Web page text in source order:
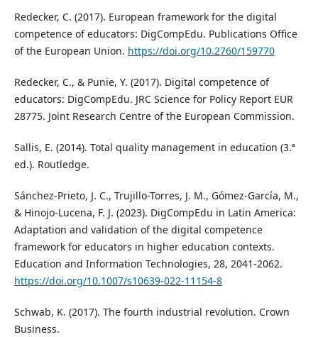
Redecker, C. (2017). European framework for the digital
competence of educators: DigCompEdu. Publications Office
of the European Union. https://doi.org/10.2760/159770
Redecker, C., & Punie, Y. (2017). Digital competence of
educators: DigCompEdu. JRC Science for Policy Report EUR
28775. Joint Research Centre of the European Commission.
Sallis, E. (2014). Total quality management in education (3.ª
ed.). Routledge.
Sánchez-Prieto, J. C., Trujillo-Torres, J. M., Gómez-García, M.,
& Hinojo-Lucena, F. J. (2023). DigCompEdu in Latin America:
Adaptation and validation of the digital competence
framework for educators in higher education contexts.
Education and Information Technologies, 28, 2041-2062.
https://doi.org/10.1007/s10639-022-11154-8
Schwab, K. (2017). The fourth industrial revolution. Crown
Business.